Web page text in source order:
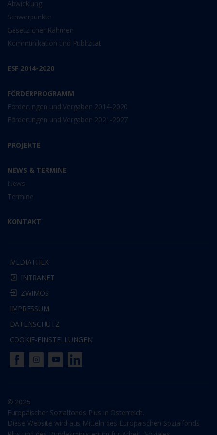
Abwicklung
Schwerpunkte
Gesetzlicher Rahmen
Kommunikation und Publizität
ESF 2014-2020
FÖRDERPROGRAMM
Förderungen und Vergaben 2014-2020
Förderungen und Vergaben 2021-2027
PROJEKTE
NEWS & TERMINE
News
Termine
KONTAKT
MEDIATHEK
INTRANET
ZWIMOS
IMPRESSUM
DATENSCHUTZ
COOKIE-EINSTELLUNGEN
© 2025
Europäischer Sozialfonds Plus in Österreich.
Diese Website wird aus Mitteln des Europäischen Sozialfonds